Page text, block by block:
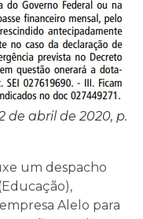
de abril de 2020, p.
um despacho
Alelo para